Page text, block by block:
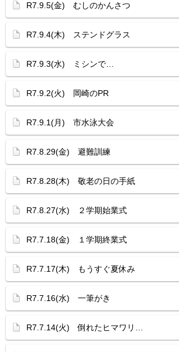
R7.9.5(金) むしのかんさつ
R7.9.4(木) ステンドグラス
R7.9.3(水) ミシンで…
R7.9.2(火) 岡崎のPR
R7.9.1(月) 市水泳大会
R7.8.29(金) 避難訓練
R7.8.28(木) 敬老の日の手紙
R7.8.27(水) ２学期始業式
R7.7.18(金) １学期終業式
R7.7.17(木) もうすぐ夏休み
R7.7.16(水) 一筆がき
R7.7.14(火) 倒れたヒマワリ…